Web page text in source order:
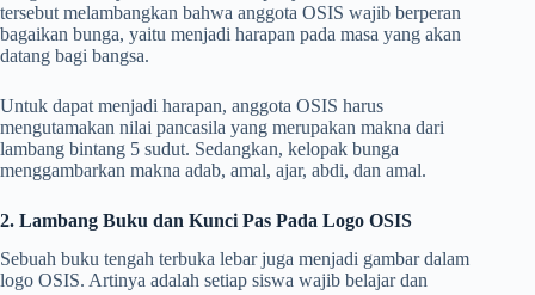
tersebut melambangkan bahwa anggota OSIS wajib berperan
bagaikan bunga, yaitu menjadi harapan pada masa yang akan
datang bagi bangsa.
Untuk dapat menjadi harapan, anggota OSIS harus
mengutamakan nilai pancasila yang merupakan makna dari
lambang bintang 5 sudut. Sedangkan, kelopak bunga
menggambarkan makna adab, amal, ajar, abdi, dan amal.
2. Lambang Buku dan Kunci Pas Pada Logo OSIS
Sebuah buku tengah terbuka lebar juga menjadi gambar dalam
logo OSIS. Artinya adalah setiap siswa wajib belajar dan